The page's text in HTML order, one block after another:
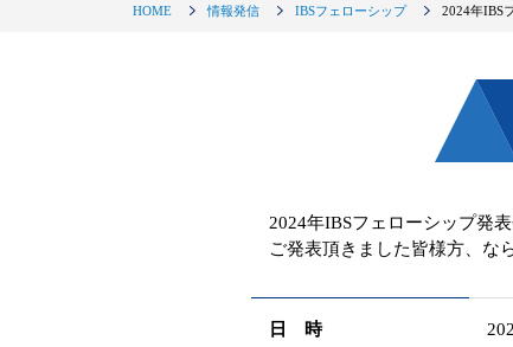
HOME 情報発信 IBSフェローシップ 2024年IBS
2024年IBSフェローシップ発
ご発表頂きました皆様方、な
日 時